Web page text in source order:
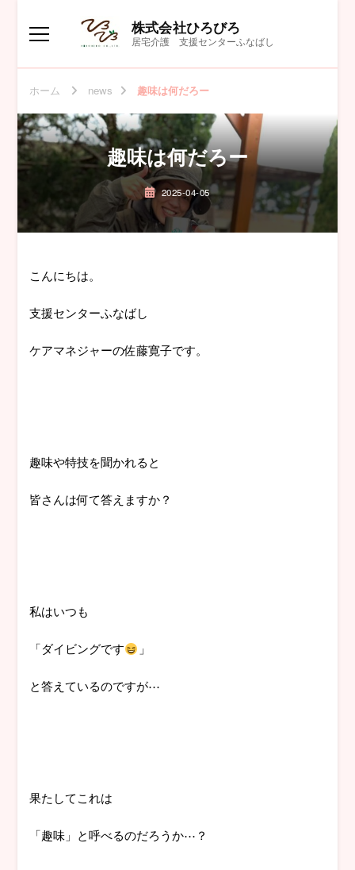
株式会社ひろびろ
居宅介護 支援センターふなばし
ホーム news 趣味は何だろー
趣味は何だろー
2025-04-05
こんにちは。
支援センターふなばし
ケアマネジャーの佐藤寛子です。
趣味や特技を聞かれると
皆さんは何て答えますか？
私はいつも
「ダイビングです 」
と答えているのですが⋯
果たしてこれは
「趣味」と呼べるのだろうか⋯？